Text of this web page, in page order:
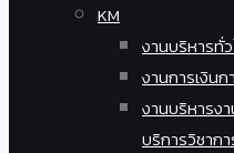
KM
งานบริหารทั่
งานการเงิน
งานบริหารง
บริการวิชากา